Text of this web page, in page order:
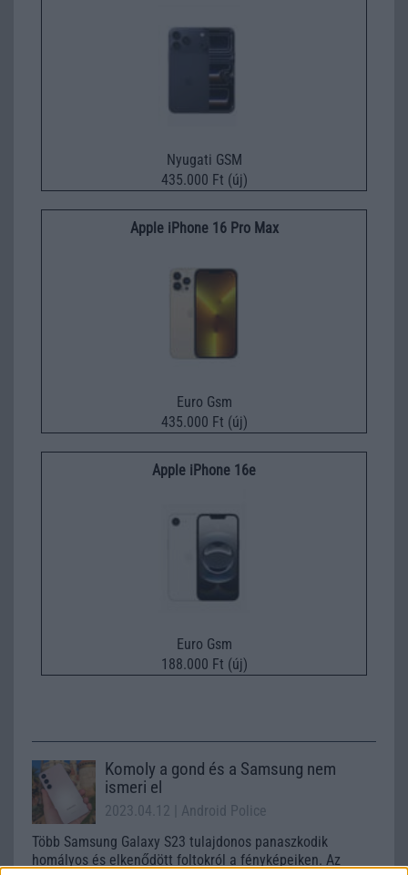
Nyugati GSM
435.000 Ft (új)
Apple iPhone 16 Pro Max
Euro Gsm
435.000 Ft (új)
Apple iPhone 16e
Euro Gsm
188.000 Ft (új)
Komoly a gond és a Samsung nem
ismeri el
2023.04.12
| Android Police
Több Samsung Galaxy S23 tulajdonos panaszkodik
homályos és elkenődött foltokról a fényképeiken. Az